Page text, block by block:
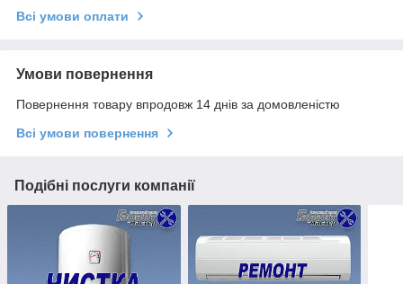
Всі умови оплати
Умови повернення
Повернення товару впродовж 14 днів за домовленістю
Всі умови повернення
Подібні послуги компанії